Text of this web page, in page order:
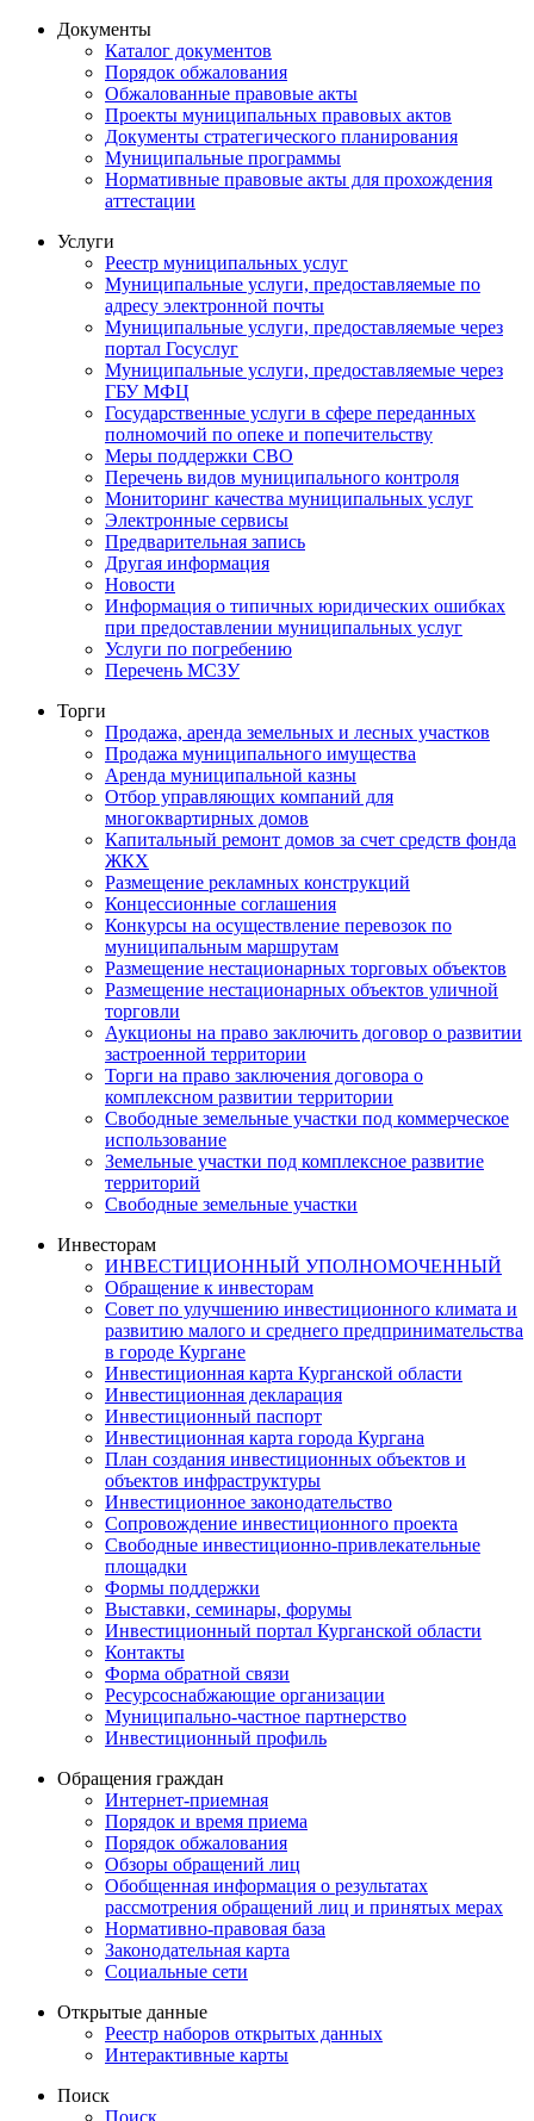
Документы
Каталог документов
Порядок обжалования
Обжалованные правовые акты
Проекты муниципальных правовых актов
Документы стратегического планирования
Муниципальные программы
Нормативные правовые акты для прохождения
аттестации
Услуги
Реестр муниципальных услуг
Муниципальные услуги, предоставляемые по
адресу электронной почты
Муниципальные услуги, предоставляемые через
портал Госуслуг
Муниципальные услуги, предоставляемые через
ГБУ МФЦ
Государственные услуги в сфере переданных
полномочий по опеке и попечительству
Меры поддержки СВО
Перечень видов муниципального контроля
Мониторинг качества муниципальных услуг
Электронные сервисы
Предварительная запись
Другая информация
Новости
Информация о типичных юридических ошибках
при предоставлении муниципальных услуг
Услуги по погребению
Перечень МСЗУ
Торги
Продажа, аренда земельных и лесных участков
Продажа муниципального имущества
Аренда муниципальной казны
Отбор управляющих компаний для
многоквартирных домов
Капитальный ремонт домов за счет средств фонда
ЖКХ
Размещение рекламных конструкций
Концессионные соглашения
Конкурсы на осуществление перевозок по
муниципальным маршрутам
Размещение нестационарных торговых объектов
Размещение нестационарных объектов уличной
торговли
Аукционы на право заключить договор о развитии
застроенной территории
Торги на право заключения договора о
комплексном развитии территории
Свободные земельные участки под коммерческое
использование
Земельные участки под комплексное развитие
территорий
Свободные земельные участки
Инвесторам
ИНВЕСТИЦИОННЫЙ УПОЛНОМОЧЕННЫЙ
Обращение к инвесторам
Совет по улучшению инвестиционного климата и
развитию малого и среднего предпринимательства
в городе Кургане
Инвестиционная карта Курганской области
Инвестиционная декларация
Инвестиционный паспорт
Инвестиционная карта города Кургана
План создания инвестиционных объектов и
объектов инфраструктуры
Инвестиционное законодательство
Сопровождение инвестиционного проекта
Свободные инвестиционно-привлекательные
площадки
Формы поддержки
Выставки, семинары, форумы
Инвестиционный портал Курганской области
Контакты
Форма обратной связи
Ресурсоснабжающие организации
Муниципально-частное партнерство
Инвестиционный профиль
Обращения граждан
Интернет-приемная
Порядок и время приема
Порядок обжалования
Обзоры обращений лиц
Обобщенная информация о результатах
рассмотрения обращений лиц и принятых мерах
Нормативно-правовая база
Законодательная карта
Социальные сети
Открытые данные
Реестр наборов открытых данных
Интерактивные карты
Поиск
Поиск